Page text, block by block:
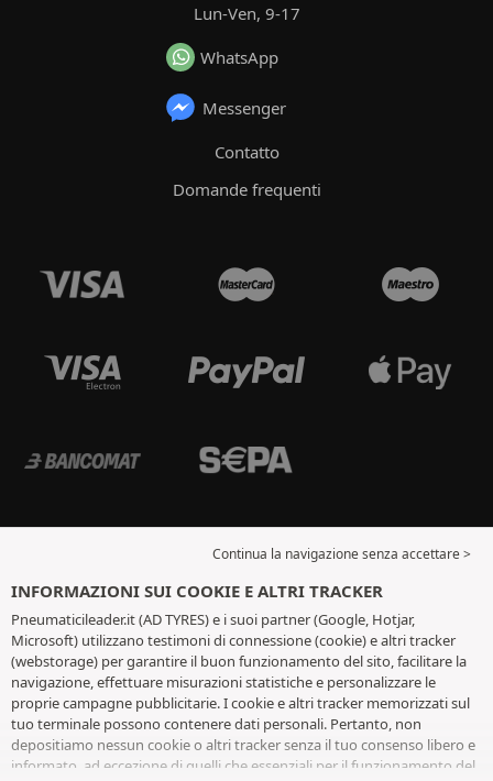
Lun-Ven, 9-17
WhatsApp
Messenger
Contatto
Domande frequenti
Continua la navigazione senza accettare >
INFORMAZIONI SUI COOKIE E ALTRI TRACKER
Pneumaticileader.it (AD TYRES) e i suoi partner (Google, Hotjar,
Microsoft) utilizzano testimoni di connessione (cookie) e altri tracker
(webstorage) per garantire il buon funzionamento del sito, facilitare la
navigazione, effettuare misurazioni statistiche e personalizzare le
proprie campagne pubblicitarie. I cookie e altri tracker memorizzati sul
tuo terminale possono contenere dati personali. Pertanto, non
depositiamo nessun cookie o altri tracker senza il tuo consenso libero e
informato, ad eccezione di quelli che essenziali per il funzionamento del